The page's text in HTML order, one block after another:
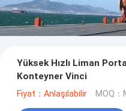
Yüksek Hızlı Liman
Konteyner Vinci
Fiyat：Anlaşılabilir MOQ